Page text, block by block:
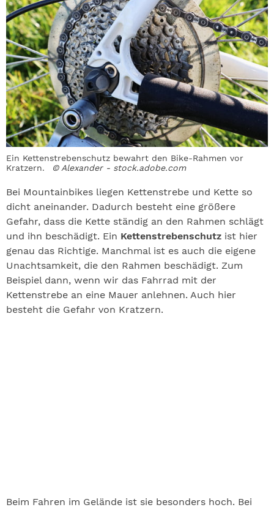
Ein Kettenstrebenschutz bewahrt den Bike-Rahmen vor
Kratzern.
© Alexander - stock.adobe.com
Bei Mountainbikes liegen Kettenstrebe und Kette so
dicht aneinander. Dadurch besteht eine größere
Gefahr, dass die Kette ständig an den Rahmen schlägt
und ihn beschädigt. Ein Kettenstrebenschutz ist hier
genau das Richtige. Manchmal ist es auch die eigene
Unachtsamkeit, die den Rahmen beschädigt. Zum
Beispiel dann, wenn wir das Fahrrad mit der
Kettenstrebe an eine Mauer anlehnen. Auch hier
besteht die Gefahr von Kratzern.
Beim Fahren im Gelände ist sie besonders hoch. Bei